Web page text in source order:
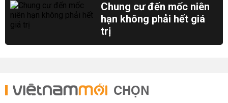
Chung cư đến mốc niên
hạn không phải hết giá
trị
CHỌN